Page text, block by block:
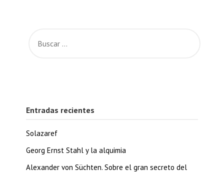
Entradas recientes
Solazaref
Georg Ernst Stahl y la alquimia
Alexander von Süchten. Sobre el gran secreto del